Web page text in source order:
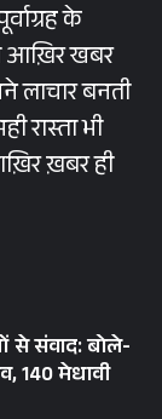
के
आख़िर खबर
लाचार बनती
रास्ता भी
ख़बर ही
से संवाद: बोले-
140 मेधावी